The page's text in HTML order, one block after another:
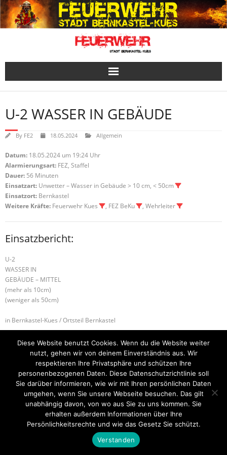
Skip
to
content
U-2 WASSER IN GEBÄUDE
By FE2 18.05.2024 Allgemein
Datum: 18.05.2024 um 19:24 Uhr
Alarmierungsart: FEZ, Staffel
Dauer: 56 Minuten
Einsatzart: Unwetter – Wasser in Gebäude > 10 cm, < 50cm
Einsatzort: Bernkastel
Weitere Kräfte: Feuerwehr Kues , FEZ BeKu , Wehrleiter
Einsatzbericht:
U-2
WASSER IN
GEBÄUDE – MITTEL
(mehr als 10cm)
(weniger als 50cm)
in Bernkastel-Kues / Ortsteil Bernkastel
W-1 HOCHWASSER G-1 AUSLAUFENDE BETRIEBSSTOFFE
Startseite Einsätze Mitglied werden Über uns
Bilder
Kontakt
Theme byThink Up Themes Ltd. Powered byWordPress.
Diese Website benutzt Cookies. Wenn du die Website weiter
nutzt, gehen wir von deinem Einverständnis aus. Wir
respektieren Ihre Privatsphäre und schützen Ihre
personenbezogenen Daten. Diese Datenschutzrichtlinie soll
Sie darüber informieren, wie wir mit Ihren persönlichen Daten
umgehen, wenn Sie unsere Webseite besuchen. Das gilt
unabhängig davon, von wo aus Sie zu uns kommen. Sie
erhalten außerdem Informationen über Ihre
Persönlichkeitsrechte und wie das Gesetz Sie schützt.
Verstanden